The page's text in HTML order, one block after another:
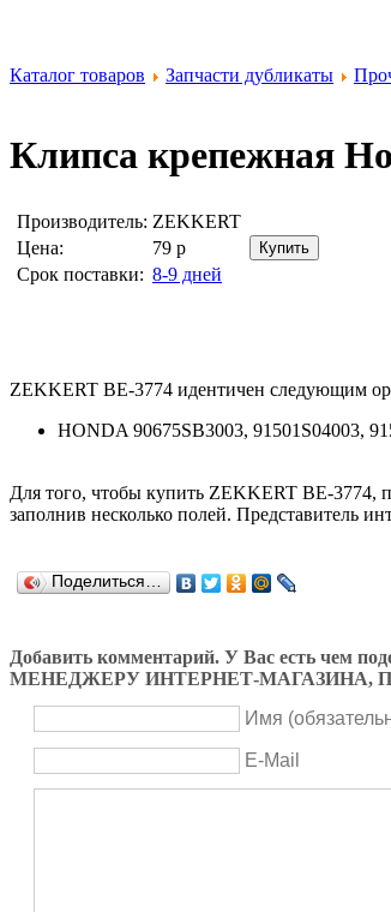
Каталог товаров Запчасти дубликаты
Клипса крепежная
Производитель: ZEKKERT
Цена:
79 р
Срок поставки: 8-9 дней
ZEKKERT BE-3774 идентичен следующим
HONDA 90675SB3003, 91501S04003,
Для того, чтобы купить ZEKKERT BE-3774,
заполнив несколько полей. Представитель
Поделиться…
Добавить комментарий. У Вас есть чем
МЕНЕДЖЕРУ ИНТЕРНЕТ-МАГАЗИНА,
Имя
E-Mail